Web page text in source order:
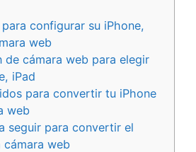
configurar su iPhone,
web
de cámara web para elegir
iPad
para convertir tu iPhone
web
seguir para convertir el
cámara web